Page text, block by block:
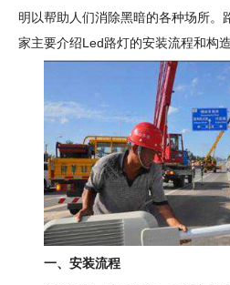
明以帮助人们消除黑暗的各种场所。
家主要介绍Led路灯的安装流程和构造
一、安装流程